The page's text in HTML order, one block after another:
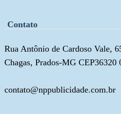
Contato
Rua Antônio de Cardoso Vale,
Chagas, Prados-MG CEP36320
contato@nppublicidade.com.br